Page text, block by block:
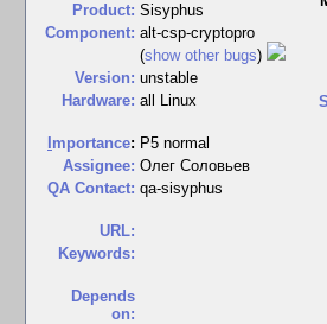
Product: Sisyphus
Component: alt-csp-cryptopro
(show other bugs)
Version: unstable
Hardware: all Linux
mportance: P5 normal
Assignee: Олег Соловьев
QA Contact: qa-sisyphus
URL:
Keywords:
Depends
on: